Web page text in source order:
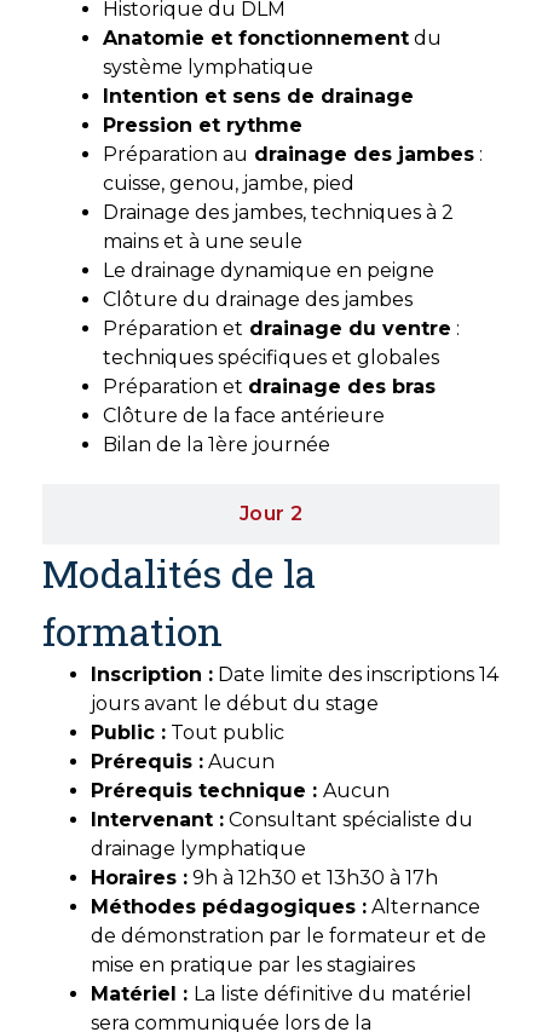
Jour 2
Historique du DLM
Anatomie et fonctionnement du
système lymphatique
Intention et sens de drainage
Pression et rythme
Préparation au drainage des jambes :
cuisse, genou, jambe, pied
Drainage des jambes, techniques à 2
mains et à une seule
Le drainage dynamique en peigne
Clôture du drainage des jambes
Préparation et drainage du ventre :
techniques spécifiques et globales
Préparation et drainage des bras
Clôture de la face antérieure
Bilan de la 1ère journée
Modalités de la
formation
Inscription : Date limite des inscriptions 14
jours avant le début du stage
Public : Tout public
Prérequis : Aucun
Prérequis technique : Aucun
Intervenant : Consultant spécialiste du
drainage lymphatique
Horaires : 9h à 12h30 et 13h30 à 17h
Méthodes pédagogiques : Alternance
de démonstration par le formateur et de
mise en pratique par les stagiaires
Matériel : La liste définitive du matériel
sera communiquée lors de la